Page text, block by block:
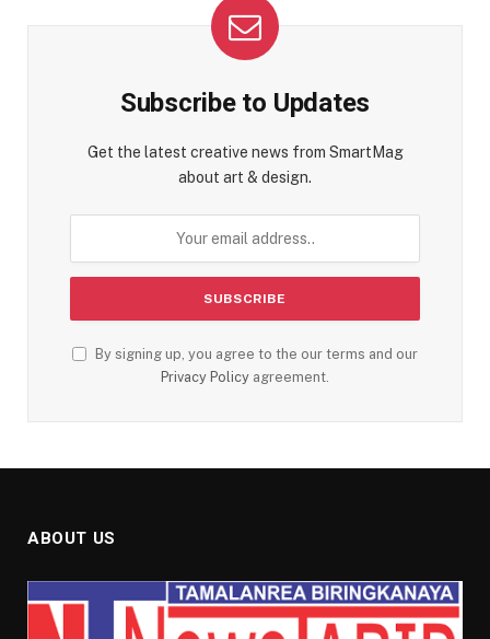
Subscribe to Updates
Get the latest creative news from SmartMag
about art & design.
By signing up, you agree to the our terms and our
Privacy Policy agreement.
ABOUT US